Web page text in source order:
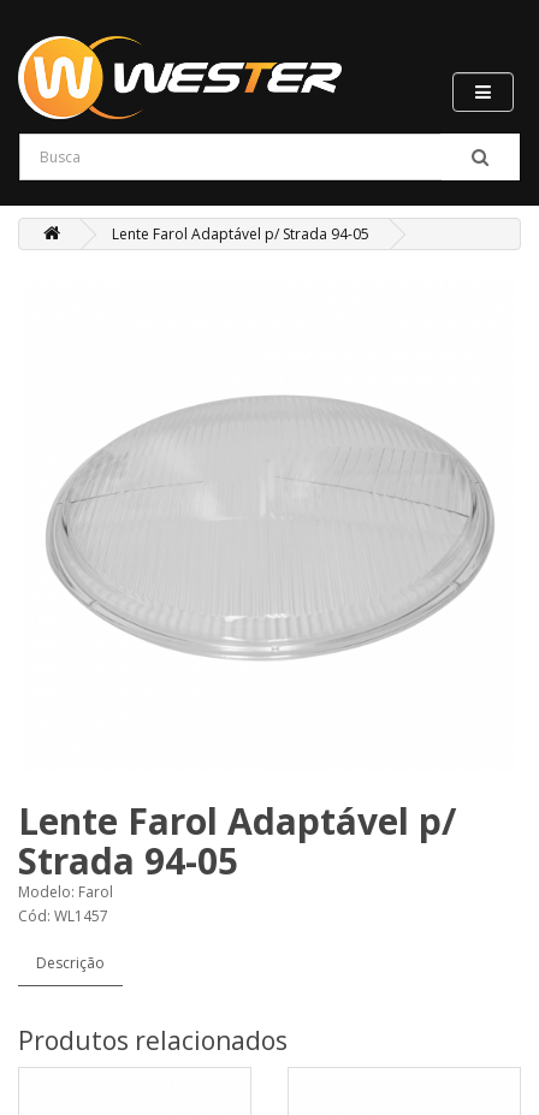
Lente Farol Adaptável p/ Strada 94-05
Lente Farol Adaptável p/
Strada 94-05
Modelo: Farol
Cód: WL1457
Descrição
Produtos relacionados